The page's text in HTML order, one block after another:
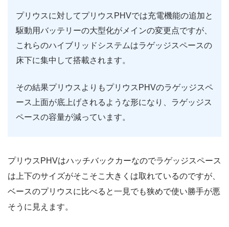
プリウスに対してプリウスPHVでは充電機能の追加と
駆動用バッテリーの大型化がメインの変更点ですが、
これらのハイブリッドシステムはラゲッジスペースの
床下に集中して搭載されます。
その結果プリウスよりもプリウスPHVのラゲッジスペ
ース上面が底上げされるような形になり、ラゲッジス
ペースの容量が減っています。
プリウスPHVはハッチバックカーなのでラゲッジスペース
は上下のサイズがそこそこ大きくは取れているのですが、
ベースのプリウスに比べると一見でも狭めで使い勝手が悪
そうに見えます。